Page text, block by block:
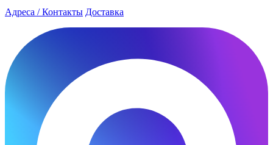
Адреса / Контакты Доставка